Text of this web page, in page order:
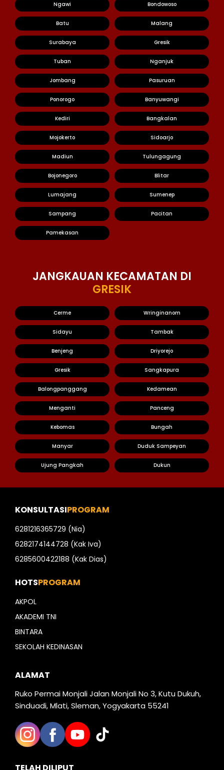
Ngawi Bondowoso
Batu Malang
Surabaya Gresik
Tuban Nganjuk
Jombang Pasuruan
Ponorogo Banyuwangi
Kediri Bangkalan
Mojokerto Sidoarjo
Madiun Tulungagung
Bojonegoro Blitar
Lumajang Sumenep
Sampang Pacitan
Pamekasan
JANGKAUAN KECAMATAN DI
GRESIK
Cerme Wringinanom
Sidayu Tambak
Benjeng Driyorejo
Gresik Sangkapura
Balongpanggang Kedamean
Menganti Panceng
Kebomas Bungah
Manyar Duduk Sampeyan
Ujung Pangkah Dukun
KONSULTASIPROGRAM
6281216365729 (Nia)
6282174144728 (Kak Iva)
6285600422188 (Kak Dias)
HOTSPROGRAM
AKPOL
AKADEMI TNI
BINTARA
SEKOLAH KEDINASAN
ALAMAT
Ruko Permai Monjali Jalan Monjali No 3, Kutu Dukuh,
Sinduadi, Mlati, Sleman, Yogyakarta 55241